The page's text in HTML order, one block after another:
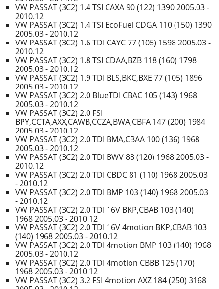
VW PASSAT (3C2) 1.4 TSI CAXA 90 (122) 1390 2005.03 -
2010.12
VW PASSAT (3C2) 1.4 TSI EcoFuel CDGA 110 (150) 1390
2005.03 - 2010.12
VW PASSAT (3C2) 1.6 TDI CAYC 77 (105) 1598 2005.03 -
2010.12
VW PASSAT (3C2) 1.8 TSI CDAA,BZB 118 (160) 1798
2005.03 - 2010.12
VW PASSAT (3C2) 1.9 TDI BLS,BKC,BXE 77 (105) 1896
2005.03 - 2010.12
VW PASSAT (3C2) 2.0 BlueTDI CBAC 105 (143) 1968
2005.03 - 2010.12
VW PASSAT (3C2) 2.0 FSI
BPY,CCTA,AXX,CAWB,CCZA,BWA,CBFA 147 (200) 1984
2005.03 - 2010.12
VW PASSAT (3C2) 2.0 TDI BMA,CBAA 100 (136) 1968
2005.03 - 2010.12
VW PASSAT (3C2) 2.0 TDI BWV 88 (120) 1968 2005.03 -
2010.12
VW PASSAT (3C2) 2.0 TDI CBDC 81 (110) 1968 2005.03
- 2010.12
VW PASSAT (3C2) 2.0 TDI BMP 103 (140) 1968 2005.03
- 2010.12
VW PASSAT (3C2) 2.0 TDI 16V BKP,CBAB 103 (140)
1968 2005.03 - 2010.12
VW PASSAT (3C2) 2.0 TDI 16V 4motion BKP,CBAB 103
(140) 1968 2005.03 - 2010.12
VW PASSAT (3C2) 2.0 TDI 4motion BMP 103 (140) 1968
2005.03 - 2010.12
VW PASSAT (3C2) 2.0 TDI 4motion CBBB 125 (170)
1968 2005.03 - 2010.12
VW PASSAT (3C2) 3.2 FSI 4motion AXZ 184 (250) 3168